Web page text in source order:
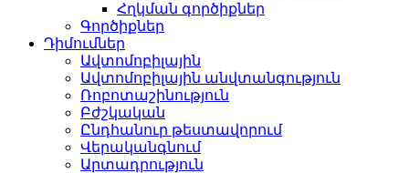
Հղկման գործիքներ
Գործիքներ
Դիմումներ
Ավտոմոբիլային
Ավտոմոբիլային անվտանգություն
Ռոբոտաշինություն
Բժշկական
Ընդհանուր թեստավորում
Վերականգնում
Արտադրություն